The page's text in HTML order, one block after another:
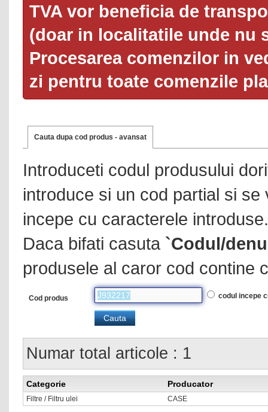
TVA vor beneficia de
(doar in localitatile unde nu
Procesarea comenzilor in
zi pentru toate comenzile
Cauta dupa cod produs - avansat
Introduceti codul produsului
introduce si un cod partial si
incepe cu caracterele introduse.
Daca bifati casuta `Codul/
produsele al caror cod contine
Cod produs codul incepe
Numar total articole : 1
Categorie Producator
Filtre / Filtru ulei CASE